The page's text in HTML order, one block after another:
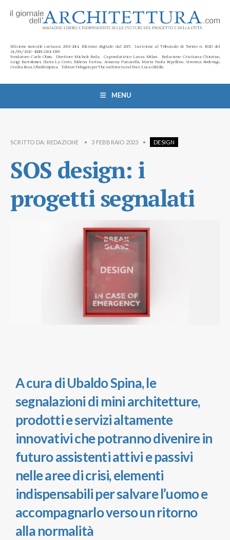
Edizione mensile cartacea: 2002-2014. Edizione digitale: dal 2015. Iscrizione al Tribunale di Torino n. 10213 del
24/09/2020 - ISSN 2284-1369
Fondatore: Carlo Olmo. Direttore: Michele Roda. Caporedattrice: Laura Milan. Redazione: Cristiana Chiorino,
Luigi Bartolomei, Ilaria La Corte, Milena Farina, Arianna Panarella, Maria Paola Repellino, Veronica Rodenigo,
Cecilia Rosa, Ubaldo Spina. Editore Delegato per The Architectural Post: Luca Gibello.
MENU
SCRITTO DA: REDAZIONE • 3 FEBBRAIO 2023 • DESIGN
SOS design: i
progetti segnalati
A cura di Ubaldo Spina, le
segnalazioni di mini architetture,
prodotti e servizi altamente
innovativi che potranno divenire in
futuro assistenti attivi e passivi
nelle aree di crisi, elementi
indispensabili per salvare l’uomo e
accompagnarlo verso un ritorno
alla normalità